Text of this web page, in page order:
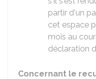
partir d'un
cet espace
mois au
déclaration
Concernant le